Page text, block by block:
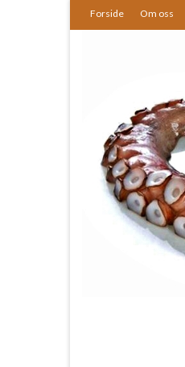
Forside Om oss